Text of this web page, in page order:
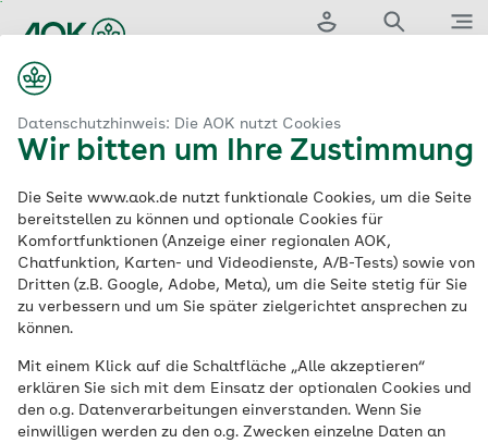
Datenschutzhinweis: Die AOK nutzt Cookies
Wir bitten um Ihre Zustimmung
Die Seite www.aok.de nutzt funktionale Cookies, um die Seite
bereitstellen zu können und optionale Cookies für
Komfortfunktionen (Anzeige einer regionalen AOK,
Chatfunktion, Karten- und Videodienste, A/B-Tests) sowie von
Dritten (z.B. Google, Adobe, Meta), um die Seite stetig für Sie
zu verbessern und um Sie später zielgerichtet ansprechen zu
können.
Mit einem Klick auf die Schaltfläche „Alle akzeptieren“
erklären Sie sich mit dem Einsatz der optionalen Cookies und
den o.g. Datenverarbeitungen einverstanden. Wenn Sie
einwilligen werden zu den o.g. Zwecken einzelne Daten an
Hauptinhalt
springen
Rückenschmerzen im
Überblick
Rückenschmerzen gehören in Deutschland
zu den häufigsten gesundheitlichen
Beschwerden. Lesen Sie, was
Rückenschmerzen verursacht, welche
Rolle dabei der persönliche Lebensstil